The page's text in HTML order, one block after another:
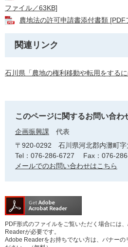
ファイル／63KB]
農地法の許可申請書添付書類 [PDF
関連リンク
石川県「農地の権利移動や転用をするに
このページに関するお問い合わ
企画振興課
代表
〒920-0292
石川県河北郡内灘町
Tel：076-286-6727
Fax：076-
メールでのお問い合わせはこちら
PDF形式のファイルをご覧いただく場合には
Readerが必要です。
Adobe Readerをお持ちでない方は、バナーの